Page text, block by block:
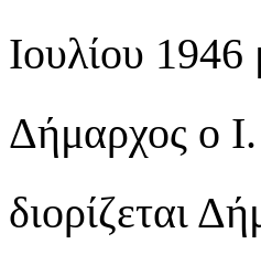
Ιουλίου 1946
Δήμαρχος ο
διορίζεται